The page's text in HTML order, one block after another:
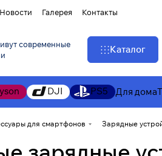
Новости Галерея Контакты
современные
Каталог
DJI PS5 Для дома
для смартфонов Зарядные